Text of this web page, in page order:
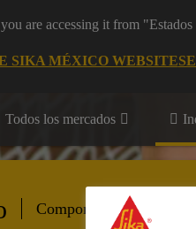
are accessing it from
SIKA MÉXICO WEBSITE
Todos los mercados
Componentes de